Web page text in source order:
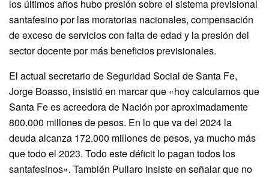
los últimos años hubo presión sobre el sistema previsional
santafesino por las moratorias nacionales, compensación
de exceso de servicios con falta de edad y la presión del
sector docente por más beneficios previsionales.
El actual secretario de Seguridad Social de Santa Fe,
Jorge Boasso, insistió en marcar que «hoy calculamos que
Santa Fe es acreedora de Nación por aproximadamente
800.000 millones de pesos. En lo que va del 2024 la
deuda alcanza 172.000 millones de pesos, ya mucho más
que todo el 2023. Todo este déficit lo pagan todos los
santafesinos». También Pullaro insiste en señalar que no